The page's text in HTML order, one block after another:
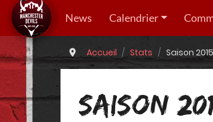
News Calendrier
Accueil Stats Saison
SAISON